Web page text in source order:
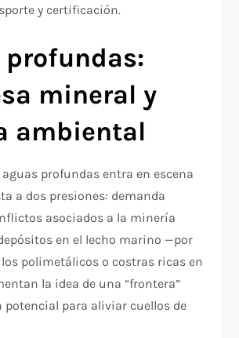
y certificación.
profundas:
mineral y
ambiental
profundas entra en escena
a dos presiones: demanda
asociados a la minería
en el lecho marino —por
polimetálicos o costras ricas en
la idea de una “frontera”
potencial para aliviar cuellos de